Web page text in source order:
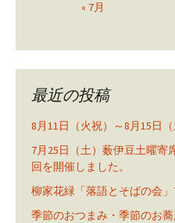
« 7月
最近の投稿
8月11日（火祝）～8月15日
7月25日（土）薮伊豆土曜寄
回を開催しました。
柳家花緑「落語とそばの会」
季節のおつまみ・季節のお蕎